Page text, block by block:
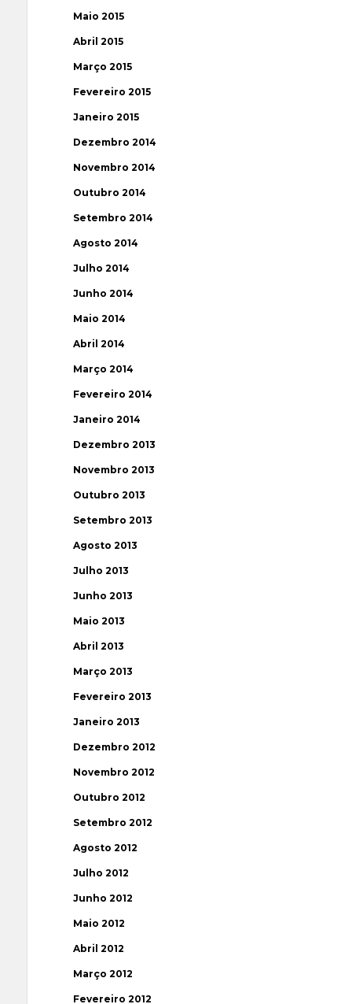
Maio 2015
Abril 2015
Março 2015
Fevereiro 2015
Janeiro 2015
Dezembro 2014
Novembro 2014
Outubro 2014
Setembro 2014
Agosto 2014
Julho 2014
Junho 2014
Maio 2014
Abril 2014
Março 2014
Fevereiro 2014
Janeiro 2014
Dezembro 2013
Novembro 2013
Outubro 2013
Setembro 2013
Agosto 2013
Julho 2013
Junho 2013
Maio 2013
Abril 2013
Março 2013
Fevereiro 2013
Janeiro 2013
Dezembro 2012
Novembro 2012
Outubro 2012
Setembro 2012
Agosto 2012
Julho 2012
Junho 2012
Maio 2012
Abril 2012
Março 2012
Fevereiro 2012